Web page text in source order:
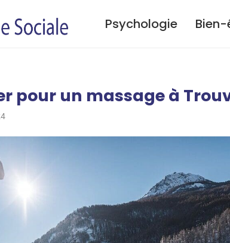
Psychologie
pour un massage à